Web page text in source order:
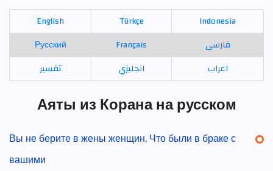
English Türkçe
Indonesia
Русский
Français
فارسی
تفسير
انجليزي اعراب
Аяты из Корана на русском
Вы не берите в жены женщин, Что были в браке с
вашими